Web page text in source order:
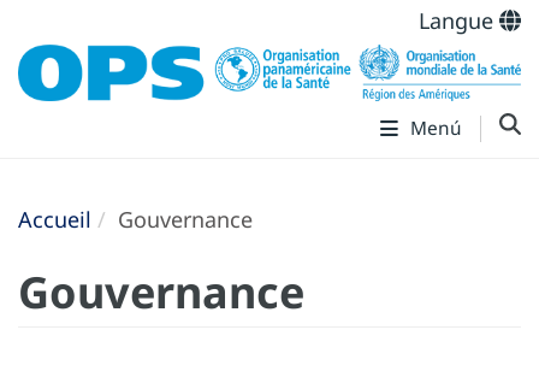
Langue
Menú
Accueil Gouvernance
Gouvernance